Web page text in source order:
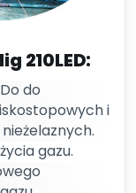
210LED:
do
i
gazu.